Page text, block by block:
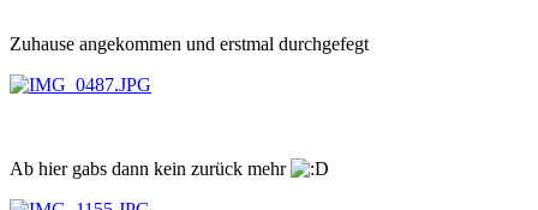
Zuhause angekommen und erstmal durchgefegt
Ab hier gabs dann kein zurück mehr